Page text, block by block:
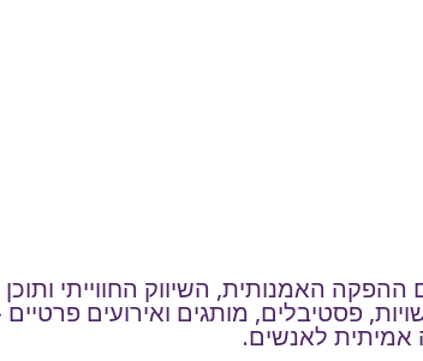
האמנותית, השיווק החווייתי ותוכן
פסטיבלים, מותגים ואירועים פרטיים
אמיתית לאנשים.